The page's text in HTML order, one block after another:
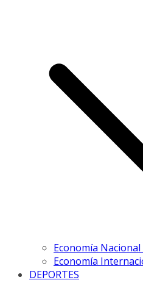
Economía
Economía
DEPORTES